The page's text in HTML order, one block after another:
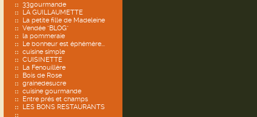
33gourmande
LA GUILLAUMETTE
La petite fille de Madeleine
Vendée "BLOG"
la pommeraie
Le bonheur est éphémère...
cuisine simple
CUISINETTE
La Fenouillère
Bois de Rose
grainedesucre
cuisine gourmande
Entre prés et champs
LES BONS RESTAURANTS